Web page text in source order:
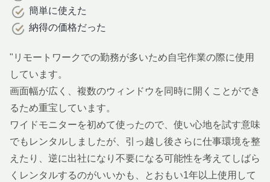
簡単に使えた
納得の価格だった
"リモートワークでの勤務が多いため自宅作業の際に使用
しています。
画面幅が広く、複数のウィンドウを同時に開くことができ
るため重宝しています。
ワイドモニターを初めて使ったので、使い心地を試す意味
でもレンタルしましたが、引っ越し後さらに仕事環境を整
えたり、逆に出社になり不要になる可能性を考えてしばら
くレンタルするのがいいかも、とおもい1年以上使用して